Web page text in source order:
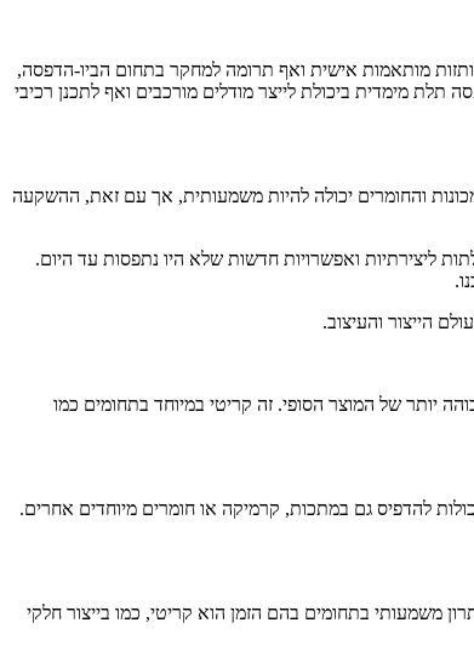
מותאמות אישית ואף תרומה למחקר בתחום הביו-הדפסה,
תלת מימדית ביכולת לייצר מודלים מורכבים ואף לתכנן רכיבי
והחומרים יכולה להיות משמעותית, אך עם זאת, ההשקעה
ליצירתיות ואפשרויות חדשות שלא היו נתפסות עד היום.
הייצור והעיצוב.
יותר של המוצר הסופי. זה קריטי במיוחד בתחומים כמו
להדפיס גם במתכות, קרמיקה או חומרים מיוחדים אחרים.
משמעותי בתחומים בהם הזמן הוא קריטי, כמו בייצור חלקי